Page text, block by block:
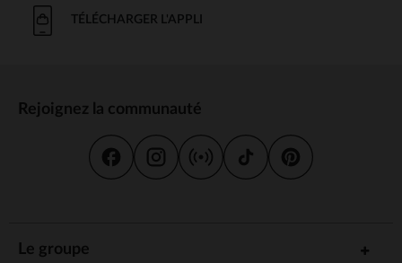
TÉLÉCHARGER L'APPLI
Rejoignez la communauté
Le groupe